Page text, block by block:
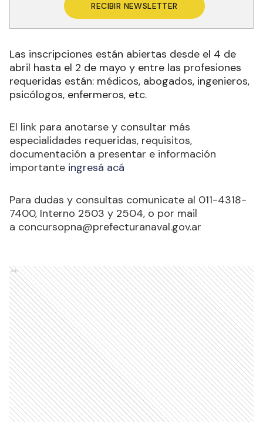
RECIBIR NEWSLETTER
Las inscripciones están abiertas desde el 4 de
abril hasta el 2 de mayo y entre las profesiones
requeridas están: médicos, abogados, ingenieros,
psicólogos, enfermeros, etc.
El link para anotarse y consultar más
especialidades requeridas, requisitos,
documentación a presentar e información
importante ingresá acá
Para dudas y consultas comunicate al 011-4318-
7400, Interno 2503 y 2504, o por mail
a concursopna@prefecturanaval.gov.ar
Ads